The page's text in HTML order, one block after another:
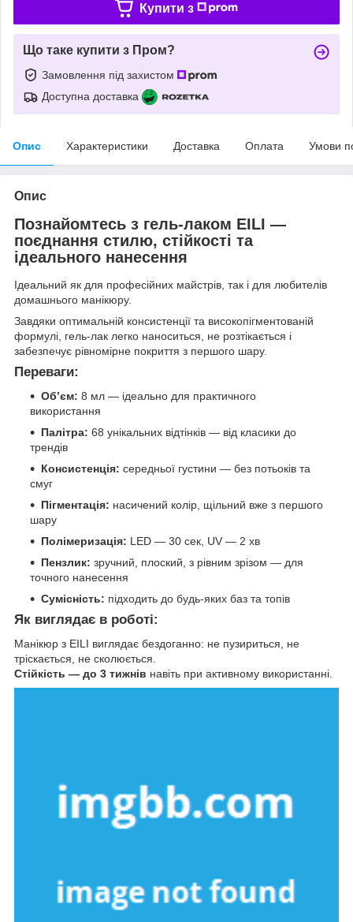
Купити з
Що таке купити з Пром?
Замовлення під захистом
Доступна доставка
Опис Характеристики Доставка Оплата Умови
Опис
Познайомтесь з гель-лаком EILI —
поєднання стилю, стійкості та
ідеального нанесення
Ідеальний як для професійних майстрів, так і для любителів
домашнього манікюру.
Завдяки оптимальній консистенції та високопігментованій
формулі, гель-лак легко наноситься, не розтікається і
забезпечує рівномірне покриття з першого шару.
Переваги:
Обʼєм: 8 мл — ідеально для практичного
використання
Палітра: 68 унікальних відтінків — від класики до
трендів
Консистенція: середньої густини — без потьоків та
смуг
Пігментація: насичений колір, щільний вже з першого
шару
Полімеризація: LED — 30 сек, UV — 2 хв
Пензлик: зручний, плоский, з рівним зрізом — для
точного нанесення
Сумісність: підходить до будь-яких баз та топів
Як виглядає в роботі:
Манікюр з EILI виглядає бездоганно: не пузириться, не
тріскається, не сколюється.
Стійкість — до 3 тижнів навіть при активному використанні.